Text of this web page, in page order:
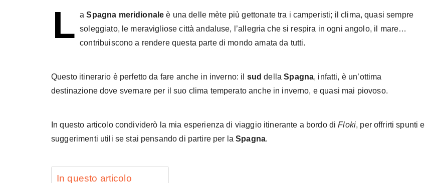
L aSpagna meridionale è una delle mète più gettonate tra i camperisti; il clima, quasi sempre
soleggiato, le meravigliose città andaluse, l’allegria che si respira in ogni angolo, il mare…
contribuiscono a rendere questa parte di mondo amata da tutti.
Questo itinerario è perfetto da fare anche in inverno: il sud dellaSpagna, infatti, è un’ottima
destinazione dove svernare per il suo clima temperato anche in inverno, e quasi mai piovoso.
In questo articolo condividerò la mia esperienza di viaggio itinerante a bordo diFloki, per offrirti spunti e
suggerimenti utili se stai pensando di partire per laSpagna.
In questo articolo